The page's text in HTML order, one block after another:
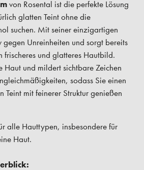
von Rosental ist die perfekte Lösung
glatten Teint ohne die
suchen. Mit seiner einzigartigen
gegen Unreinheiten und sorgt bereits
frischeres und glatteres Hautbild.
Haut und mildert sichtbare Zeichen
sodass Sie einen
Teint mit feinerer Struktur genießen
alle Hauttypen, insbesondere für
Haut.